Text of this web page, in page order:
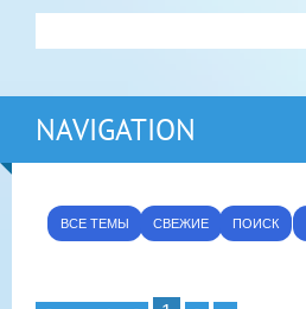
NAVIGATION
ВСЕ ТЕМЫ СВЕЖИЕ ПОИСК